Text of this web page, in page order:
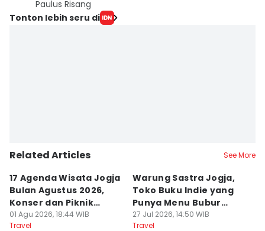
Paulus Risang
Tonton lebih seru di
Related Articles See More
17 Agenda Wisata Jogja
Bulan Agustus 2026,
Konser dan Piknik
Literasi
01 Agu 2026, 18:44 WIB
Travel
Warung Sastra Jogja,
Toko Buku Indie yang
Punya Menu Bubur
Manado
27 Jul 2026, 14:50 WIB
Travel